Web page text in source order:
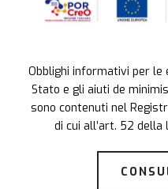
Obblighi informativi per le
Stato e gli aiuti de
sono contenuti nel
di cui all’art. 52 della